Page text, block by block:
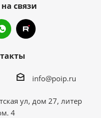
связи
info@poip.ru
ул, дом 27, литер
4